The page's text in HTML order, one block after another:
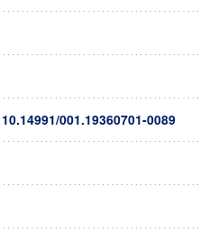
10.14991/001.19360701-0089